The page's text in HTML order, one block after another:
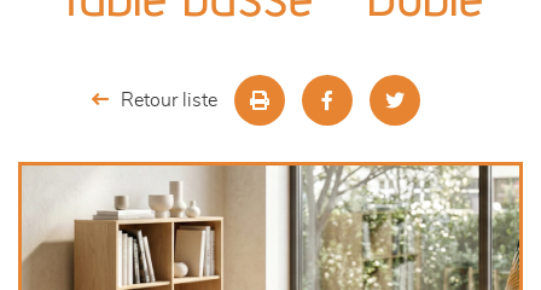
chambres et dressing
décoration
Retour liste